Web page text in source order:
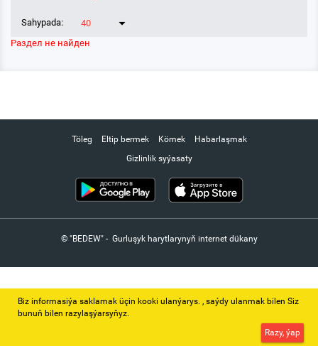
Sahypada:
40
Раздел не найден
Töleg Eltip bermek Kömek
Habarlaşmak
Gizlinlik syýasaty
© "BEDEW" - Gurluşyk harytlarynyň internet dükany
Biz informasiýa saklamak üçin kooki ulanýarys. ‚ saýdy ulanmak bilen Siz
bunuň bilen razylaşýarsyňyz.
Razy, ýap